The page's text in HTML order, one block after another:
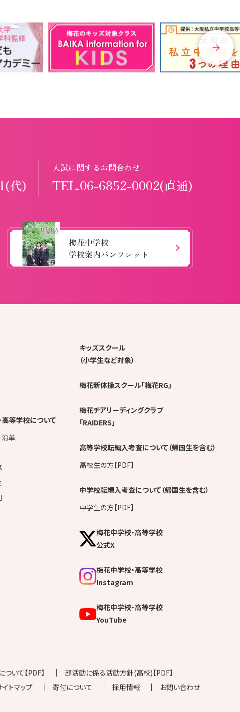
代)
入試に関するお問合わせ
TEL.06-6852-0002(直通)
梅花中学校
学校案内パンフレット
高等学校について
沿革
キッズスクール
（小学生など対象）
梅花新体操スクール「梅花RG」
梅花チアリーディングクラブ
「RAIDERS」
高等学校転編入考査について（帰国生を含む）
高校生の方【PDF】
中学校転編入考査について（帰国生を含む）
中学生の方【PDF】
梅花中学校・高等学校
公式X
梅花中学校・高等学校
Instagram
梅花中学校・高等学校
YouTube
いて【PDF】
部活動に係る活動方針(高校)【PDF】
イトマップ 寄付について 採用情報 お問い合わせ